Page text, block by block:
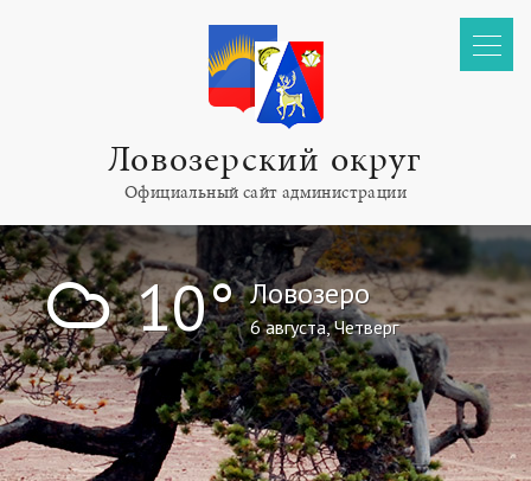
Ловозерский округ
Официальный сайт администрации
! 10° Ловозеро
6 августа, Четверг